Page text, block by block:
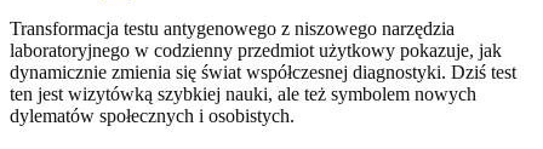
Transformacja testu antygenowego z niszowego narzędzia
laboratoryjnego w codzienny przedmiot użytkowy pokazuje, jak
dynamicznie zmienia się świat współczesnej diagnostyki. Dziś test
ten jest wizytówką szybkiej nauki, ale też symbolem nowych
dylematów społecznych i osobistych.